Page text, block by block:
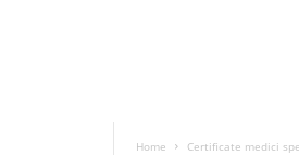
P
Home Certificate medici